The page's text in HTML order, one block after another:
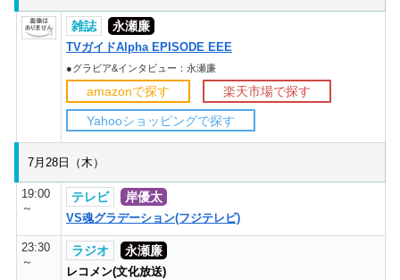
雑誌 永瀬廉
TVガイドAlpha EPISODE EEE
●グラビア&インタビュー：永瀬廉
amazonで探す 楽天市場で探す
Yahooショッピングで探す
7月28日（木）
19:00
～
テレビ 岸優太
VS魂グラデーション(フジテレビ)
23:30
～
ラジオ 永瀬廉
レコメン(文化放送)